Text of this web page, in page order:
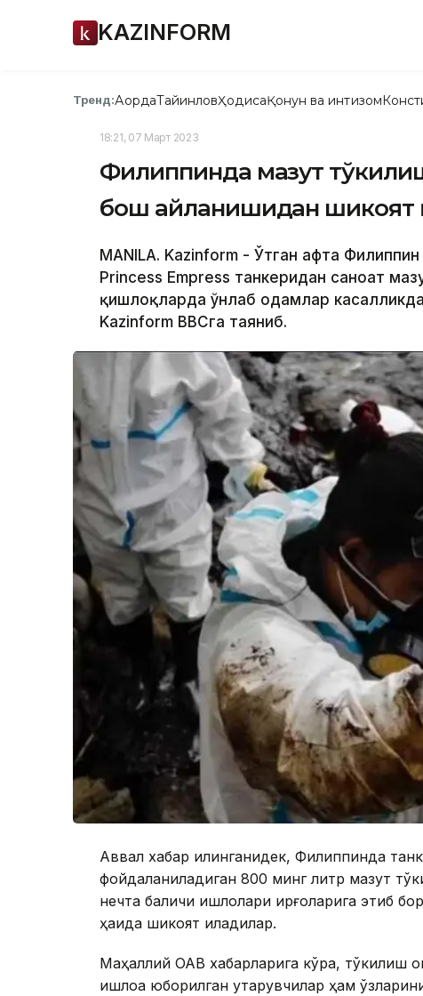
KAZINFORM
Тренд:АқордаТайинловҲодисаҚонун ва интизом
18:21, 07 Март 2023
Филиппинда мазут
бош айланишидан шикоят
МАNILА. Kazinform - Ўтган ҳафта
Princess Empress танкеридан саноат
қишлоқларда ўнлаб одамлар
Kazinform BBCга таяниб.
Аввал хабар қилинганидек, Филиппинда
фойдаланиладиган 800 минг литр мазут
нечта балиқчи қишлоқлари қирғоқларига
ҳақида шикоят қиладилар.
Маҳаллий ОАВ хабарларига кўра, тўкилиш
қишлоққа юборилган қутқарувчилар ҳам